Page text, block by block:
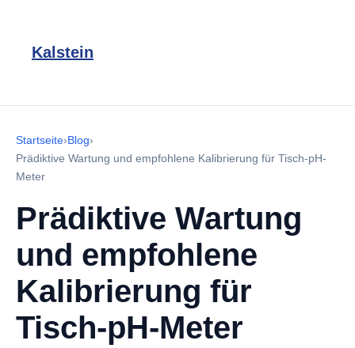
Kalstein
Startseite›Blog›
Prädiktive Wartung und empfohlene Kalibrierung für Tisch-pH-
Meter
Prädiktive Wartung
und empfohlene
Kalibrierung für
Tisch-pH-Meter